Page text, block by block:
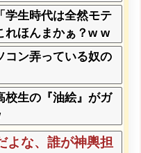
学生時代は全然モテ
ほんまかぁ？w w
コン弄っている奴の
校生の『油絵』がガ
よな、誰が神輿担